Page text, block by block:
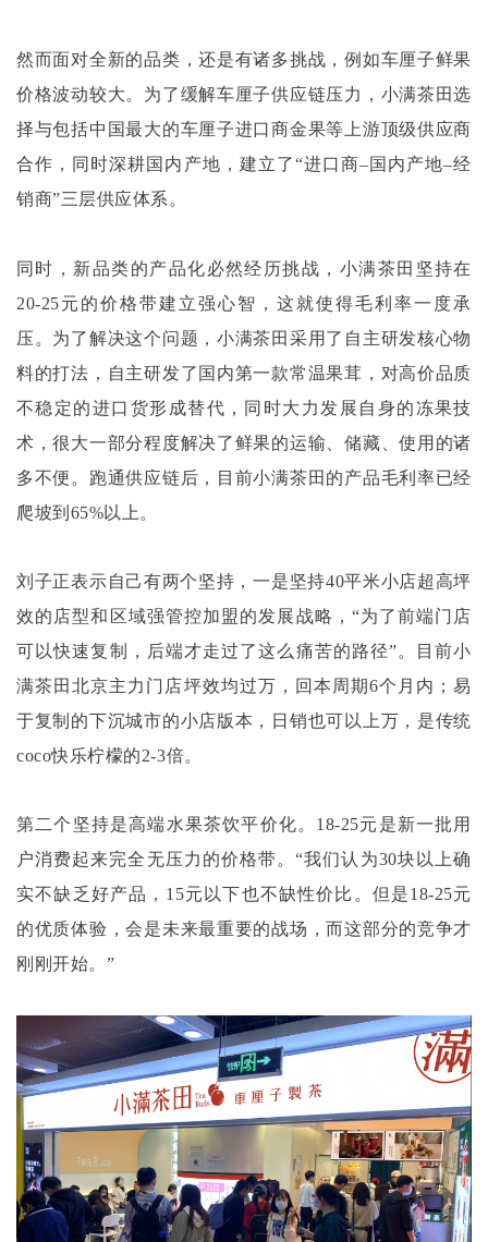
然而面对全新的品类，还是有诸多挑战，例如车厘子鲜果
价格波动较大。为了缓解车厘子供应链压力，小满茶田选
择与包括中国最大的车厘子进口商金果等上游顶级供应商
合作，同时深耕国内产地，建立了“进口商–国内产地–经
销商”三层供应体系。
同时，新品类的产品化必然经历挑战，小满茶田坚持在
20-25元的价格带建立强心智，这就使得毛利率一度承
压。为了解决这个问题，小满茶田采用了自主研发核心物
料的打法，自主研发了国内第一款常温果茸，对高价品质
不稳定的进口货形成替代，同时大力发展自身的冻果技
术，很大一部分程度解决了鲜果的运输、储藏、使用的诸
多不便。跑通供应链后，目前小满茶田的产品毛利率已经
爬坡到65%以上。
刘子正表示自己有两个坚持，一是坚持40平米小店超高坪
效的店型和区域强管控加盟的发展战略，“为了前端门店
可以快速复制，后端才走过了这么痛苦的路径”。目前小
满茶田北京主力门店坪效均过万，回本周期6个月内；易
于复制的下沉城市的小店版本，日销也可以上万，是传统
coco快乐柠檬的2-3倍。
第二个坚持是高端水果茶饮平价化。 18-25元是新一批用
户消费起来完全无压力的价格带。“我们认为30块以上确
实不缺乏好产品，15元以下也不缺性价比。但是18-25元
的优质体验，会是未来最重要的战场，而这部分的竞争才
刚刚开始。”